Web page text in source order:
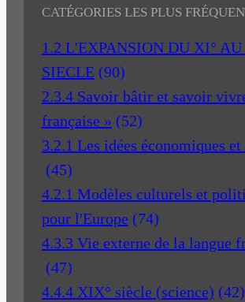
CATÉGORIES LES PLUS
1.2 L'EXPANSION DU XI°
SIECLE (90)
2.3.4 Savoir bâtir et savoir
française » (52)
3.2.1 Les idées économiques et
(45)
4.2.1 Modèles culturels et
pour l'Europe (74)
4.3.3 Vie externe de la langue
(47)
4.4.4 XIX° siècle (science) (42)